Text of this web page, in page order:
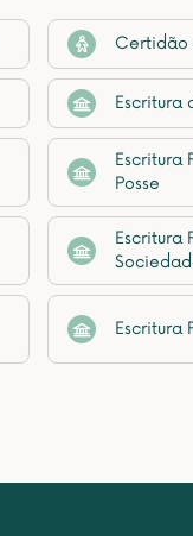
Certidão
Escritura
Escritura
Posse
Escritura
Escritura